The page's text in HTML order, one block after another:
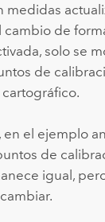
medidas
de
solo se
de
el ejemplo
de
igual,